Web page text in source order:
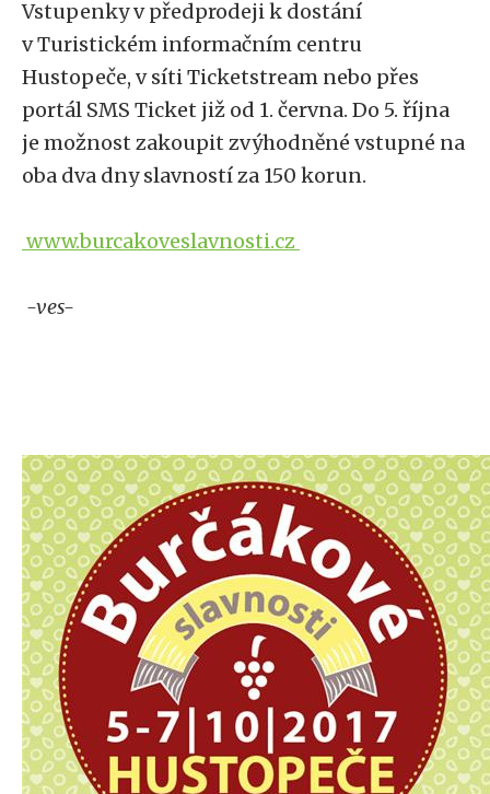
Vstupenky v předprodeji k dostání
v Turistickém informačním centru
Hustopeče, v síti Ticketstream nebo přes
portál SMS Ticket již od 1. června. Do 5. října
je možnost zakoupit zvýhodněné vstupné na
oba dva dny slavností za 150 korun.
www.burcakoveslavnosti.cz
-ves-